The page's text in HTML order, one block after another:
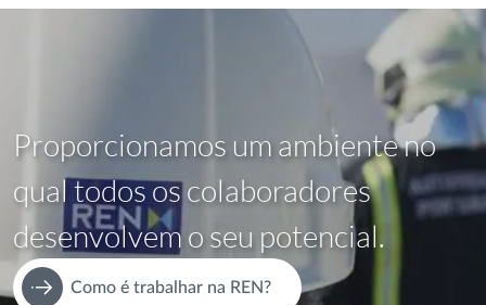
Proporcionamos um ambiente no
qual todos os colaboradores
desenvolvem o seu potencial.
Como é trabalhar na REN?